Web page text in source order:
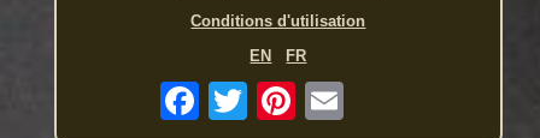
Conditions d'utilisation
EN
FR